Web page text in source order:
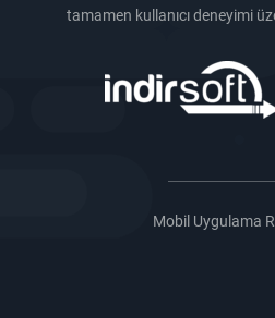
tamamen kullanıcı deneyimi
Mobil Uygulama